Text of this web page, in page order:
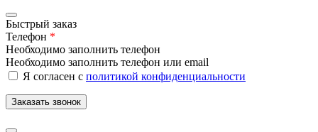
Быстрый заказ
Телефон *
Необходимо заполнить телефон
Необходимо заполнить телефон или email
Я согласен с политикой конфиденциальности
Заказать звонок